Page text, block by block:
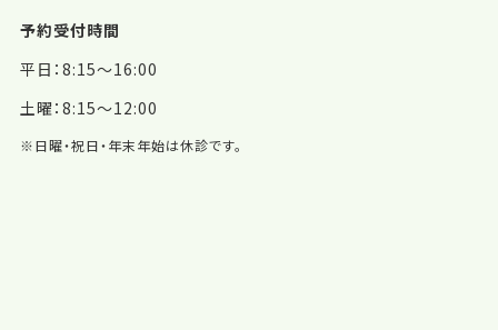
予約受付時間
平日：8:15～16:00
土曜：8:15～12:00
※日曜・祝日・年末年始は休診です。